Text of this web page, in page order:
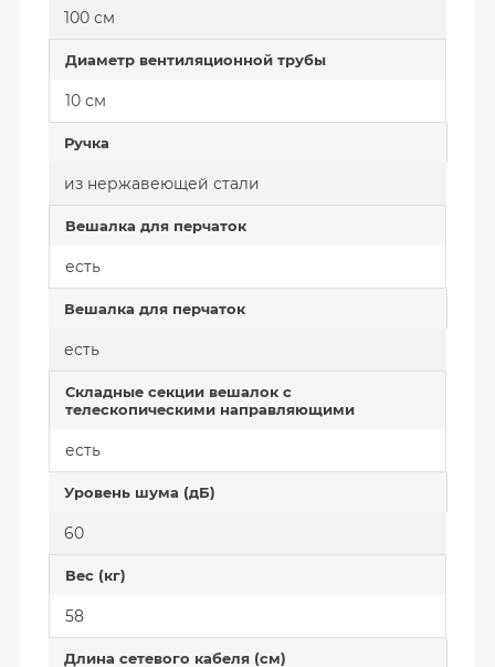
100 см
Диаметр вентиляционной трубы
10 см
Ручка
из нержавеющей стали
Вешалка для перчаток
есть
Вешалка для перчаток
есть
Складные секции вешалок с
телескопическими направляющими
есть
Уровень шума (дБ)
60
Вес (кг)
58
Длина сетевого кабеля (см)